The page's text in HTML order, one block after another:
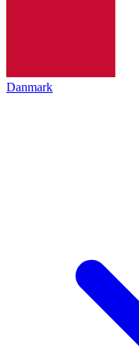
Danmark